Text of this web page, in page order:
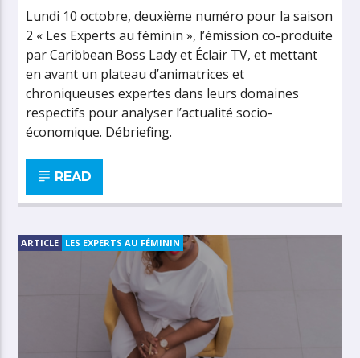
Lundi 10 octobre, deuxième numéro pour la saison
2 « Les Experts au féminin », l’émission co-produite
par Caribbean Boss Lady et Éclair TV, et mettant
en avant un plateau d’animatrices et
chroniqueuses expertes dans leurs domaines
respectifs pour analyser l’actualité socio-
économique. Débriefing.
READ
ARTICLE LES EXPERTS AU FÉMININ